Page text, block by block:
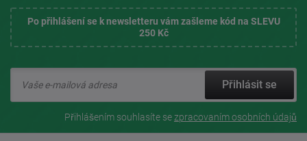
Po přihlášení se k newsletteru vám zašleme kód na SLEVU
250 Kč
Přihlásit se
Přihlášením souhlasíte sezpracovaním osobních údajů